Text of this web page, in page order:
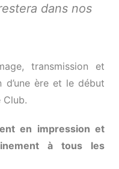
dans nos
transmission et
ère et le début
Club.
en impression et
à tous les